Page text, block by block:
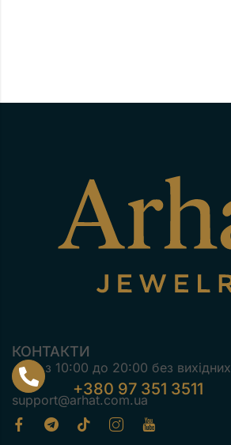
КОНТАКТИ
з 10:00 до 20:00 без вихідних
+380 97 351 3511
support@arhat.com.ua